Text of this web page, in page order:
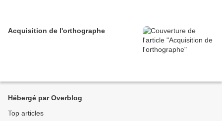
Acquisition de l'orthographe
Hébergé par Overblog
Top articles